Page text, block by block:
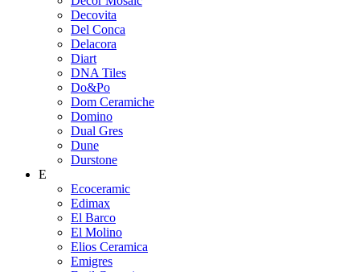
Decovita
Del Conca
Delacora
Diart
DNA Tiles
Do&Po
Dom Ceramiche
Domino
Dual Gres
Dune
Durstone
E
Ecoceramic
Edimax
El Barco
El Molino
Elios Ceramica
Emigres